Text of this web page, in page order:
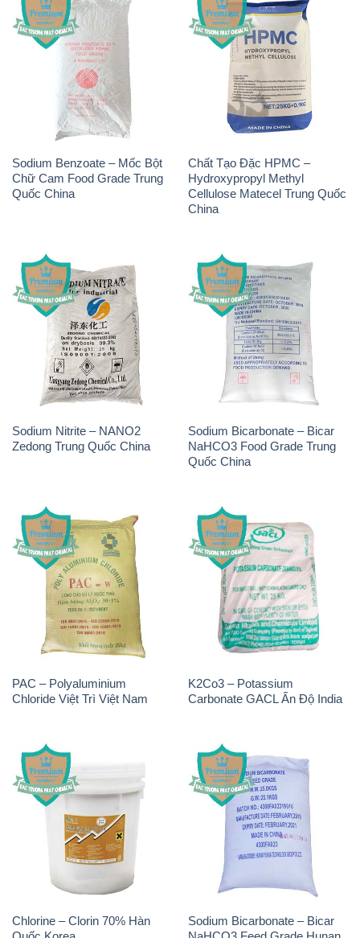
Sodium Benzoate – Mốc Bột
Chữ Cam Food Grade Trung
Quốc China
Chất Tạo Đặc HPMC –
Hydroxypropyl Methyl
Cellulose Matecel Trung Quốc
China
Sodium Nitrite – NANO2
Zedong Trung Quốc China
Sodium Bicarbonate – Bicar
NaHCO3 Food Grade Trung
Quốc China
PAC – Polyaluminium
Chloride Việt Trì Việt Nam
K2Co3 – Potassium
Carbonate GACL Ấn Độ India
Chlorine – Clorin 70% Hàn
Sodium Bicarbonate – Bicar